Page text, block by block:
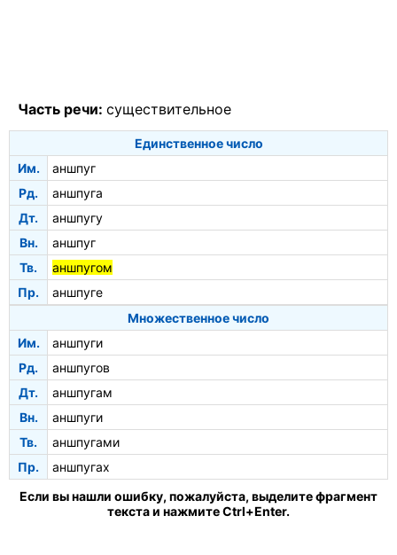
Часть речи: существительное
Единственное число
Им.
аншпуг
Рд.
аншпуга
Дт.
аншпугу
Вн.
аншпуг
Тв.
аншпугом
Пр.
аншпуге
Множественное число
Им.
аншпуги
Рд.
аншпугов
Дт.
аншпугам
Вн.
аншпуги
Тв.
аншпугами
Пр.
аншпугах
Если вы нашли ошибку, пожалуйста, выделите фрагмент
текста и нажмите Ctrl+Enter.